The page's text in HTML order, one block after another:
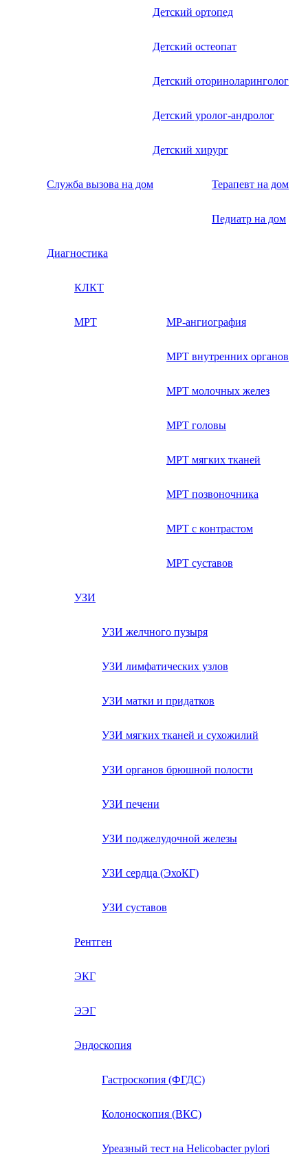
Детский ортопед
Детский остеопат
Детский оториноларинголог
Детский уролог-андролог
Детский хирург
Служба вызова на дом Терапевт на дом
Педиатр на дом
Диагностика
КЛКТ
МРТ МР-ангиография
МРТ внутренних органов
МРТ молочных желез
МРТ головы
МРТ мягких тканей
МРТ позвоночника
МРТ с контрастом
МРТ суставов
УЗИ
УЗИ желчного пузыря
УЗИ лимфатических узлов
УЗИ матки и придатков
УЗИ мягких тканей и сухожилий
УЗИ органов брюшной полости
УЗИ печени
УЗИ поджелудочной железы
УЗИ сердца (ЭхоКГ)
УЗИ суставов
Рентген
ЭКГ
ЭЭГ
Эндоскопия
Гастроскопия (ФГДС)
Колоноскопия (ВКС)
Уреазный тест на Helicobacter pylori